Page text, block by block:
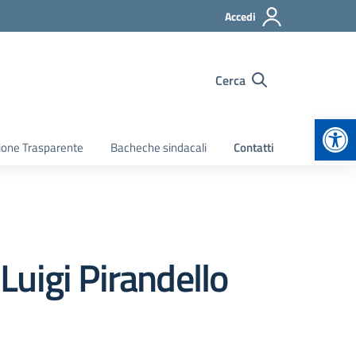
Accedi
Cerca
Trasparente Bacheche sindacali Contatti
Pirandello